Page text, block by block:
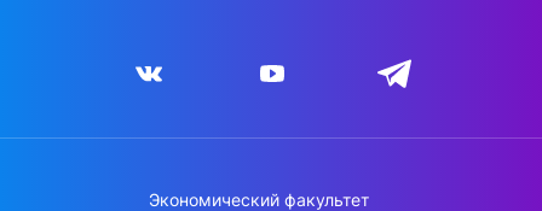
Экономический факультет